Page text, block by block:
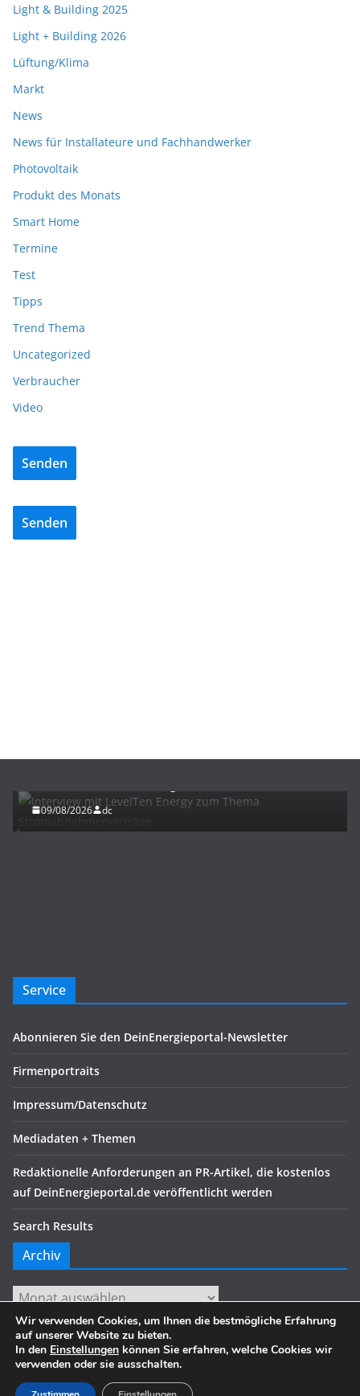
Light & Building 2025
Light + Building 2026
Lüftung/Klima
Markt
News
News für Installateure und Fachhandwerker
Photovoltaik
Produkt des Monats
Smart Home
Termine
Test
Tipps
Trend Thema
Uncategorized
Verbraucher
Video
Senden
Senden
09/08/2026 dc
Service
Abonnieren Sie den DeinEnergieportal-Newsletter
Firmenportraits
Impressum/Datenschutz
Mediadaten + Themen
Redaktionelle Anforderungen an PR-Artikel, die kostenlos
auf DeinEnergieportal.de veröffentlicht werden
Search Results
Archiv
Archiv
Copyright © 2026. Alle Rechte vorbehalten.
Theme:ColorMag von ThemeGrill. Präsentiert von
Wir verwenden Cookies, um Ihnen die bestmögliche Erfahrung
auf unserer Website zu bieten.
In den Einstellungen können Sie erfahren, welche Cookies wir
verwenden oder sie ausschalten.